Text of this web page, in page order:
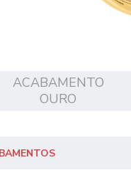
ACABAMENTO
OURO